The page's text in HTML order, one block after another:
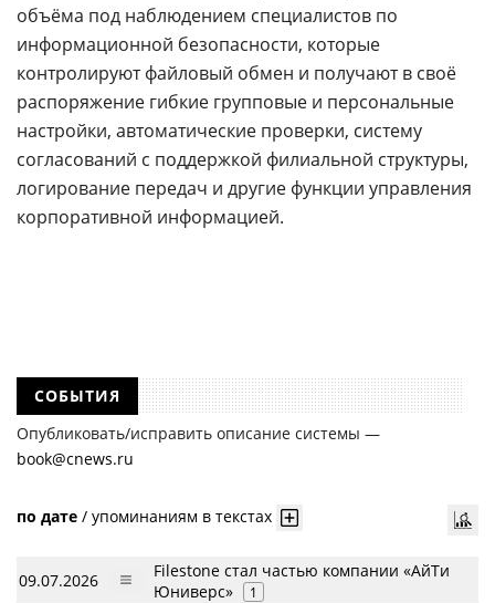
объёма под наблюдением специалистов по
информационной безопасности, которые
контролируют файловый обмен и получают в своё
распоряжение гибкие групповые и персональные
настройки, автоматические проверки, систему
согласований с поддержкой филиальной структуры,
логирование передач и другие функции управления
корпоративной информацией.
СОБЫТИЯ
Опубликовать/исправить описание системы —
book@cnews.ru
по дате / упоминаниям в текстах
09.07.2026
Filestone стал частью компании «АйТи
Юниверс»
1